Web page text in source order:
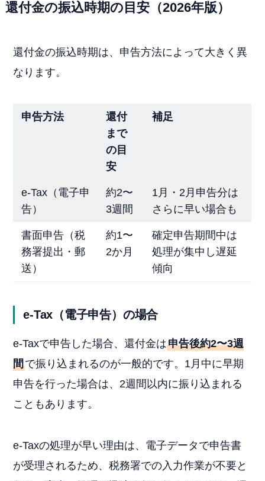
還付金の振込時期の目安（2026年版）
還付金の振込時期は、申告方法によって大きく異
なります。
申告方法
還付
まで
の目
安
補足
e-Tax（電子申
告）
約2〜
3週間
1月・2月申告分は
さらに早い場合も
書面申告（税
務署提出・郵
送）
約1〜
2か月
確定申告期間中は
処理が集中し遅延
傾向
e-Tax（電子申告）の場合
e-Taxで申告した場合、還付金は申告後約2〜3週
間で振り込まれるのが一般的です。1月中に早期
申告を行った場合は、2週間以内に振り込まれる
こともあります。
e-Taxの処理が早い理由は、電子データで申告書
が受理されるため、税務署での入力作業が不要と